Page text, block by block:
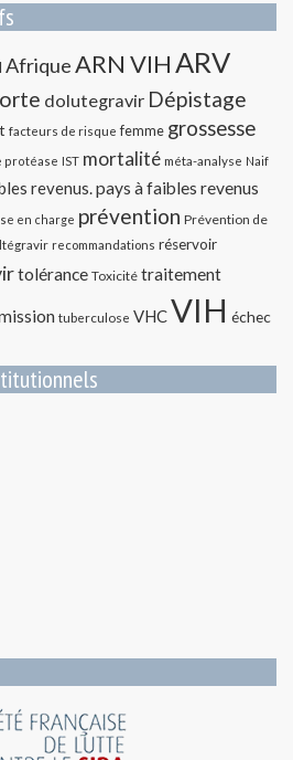
AfriqueARN VIHARV
dolutegravir Dépistage
facteurs de risque femme grossesse
protéase IST mortalité méta-analyse Naif
revenus.pays à faibles revenus
en charge prévention Prévention de
recommandations réservoir
tolérance Toxicité traitement
tuberculose VHCVIH échec